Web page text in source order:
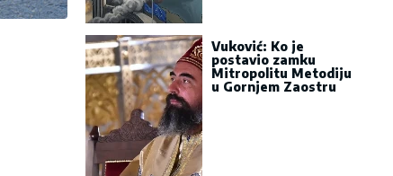
Vuković: Ko je
postavio zamku
Mitropolitu Metodiju
u Gornjem Zaostru